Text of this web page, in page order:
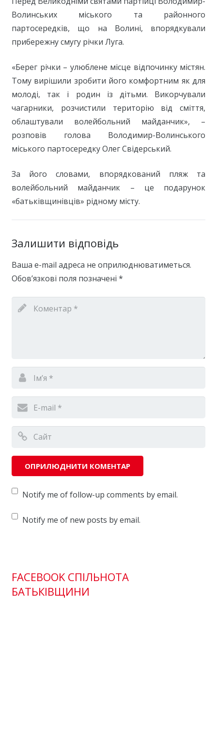
Волинських міського та районного
партосередків, що на Волині, впорядкували
прибережну смугу річки Луга.
«Берег річки – улюблене місце відпочинку містян.
Тому вирішили зробити його комфортним як для
молоді, так і родин із дітьми. Викорчували
чагарники, розчистили територію від сміття,
облаштували волейбольний майданчик», –
розповів голова Володимир-Волинського
міського партосередку Олег Свідерський.
За його словами, впорядкований пляж та
волейбольний майданчик – це подарунок
«батьківщинівців» рідному місту.
Залишити відповідь
Ваша e-mail адреса не оприлюднюватиметься.
Обов’язкові поля позначені *
Notify me of follow-up comments by email.
Notify me of new posts by email.
FACEBOOK СПІЛЬНОТА
БАТЬКІВЩИНИ